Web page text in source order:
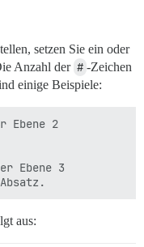
setzen Sie ein oder
Anzahl der # -Zeichen
einige Beispiele:
Ebene 2
Ebene 3
aus: